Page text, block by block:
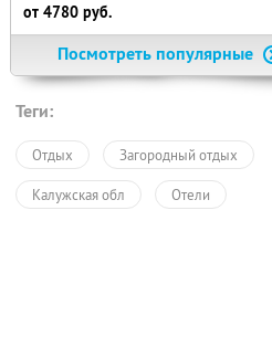
от 4780 руб.
Посмотреть популярные
Теги:
Отдых Загородный отдых
Калужская обл Отели